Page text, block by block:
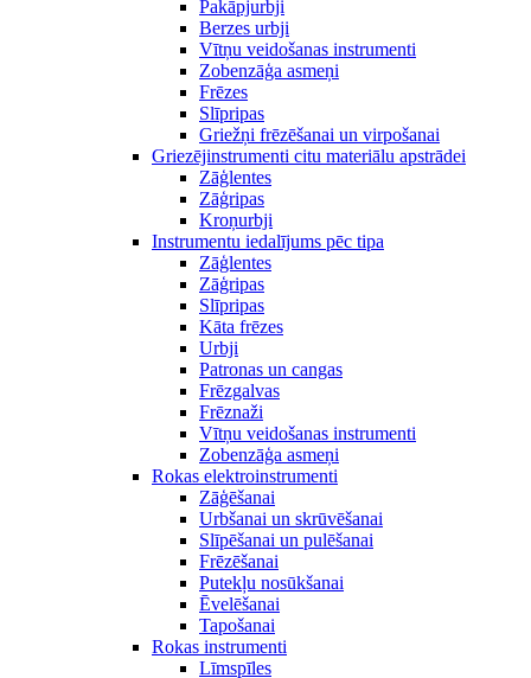
Pakāpjurbji
Berzes urbji
Vītņu veidošanas instrumenti
Zobenzāģa asmeņi
Frēzes
Slīpripas
Griežņi frēzēšanai un virpošanai
Griezējinstrumenti citu materiālu apstrādei
Zāģlentes
Zāģripas
Kroņurbji
Instrumentu iedalījums pēc tipa
Zāģlentes
Zāģripas
Slīpripas
Kāta frēzes
Urbji
Patronas un cangas
Frēzgalvas
Frēznaži
Vītņu veidošanas instrumenti
Zobenzāģa asmeņi
Rokas elektroinstrumenti
Zāģēšanai
Urbšanai un skrūvēšanai
Slīpēšanai un pulēšanai
Frēzēšanai
Putekļu nosūkšanai
Ēvelēšanai
Tapošanai
Rokas instrumenti
Līmspīles